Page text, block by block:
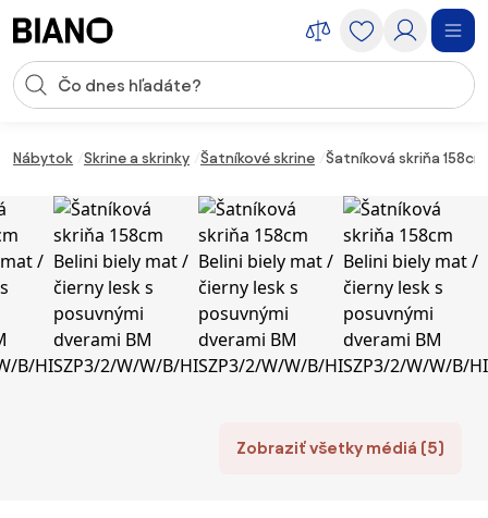
Vstup pre vyhľadávanie
Nábytok Skrine a skrinky Šatníkové skrine Šatníková skriňa
Zobraziť všetky médiá (5)